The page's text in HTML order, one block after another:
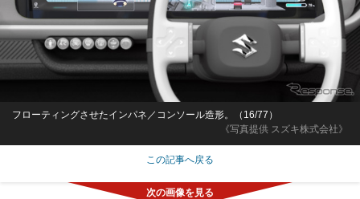
《写真提供 スズキ株式会社》
フローティングさせたインパネ／コンソール造形。（16/77）
この記事へ戻る